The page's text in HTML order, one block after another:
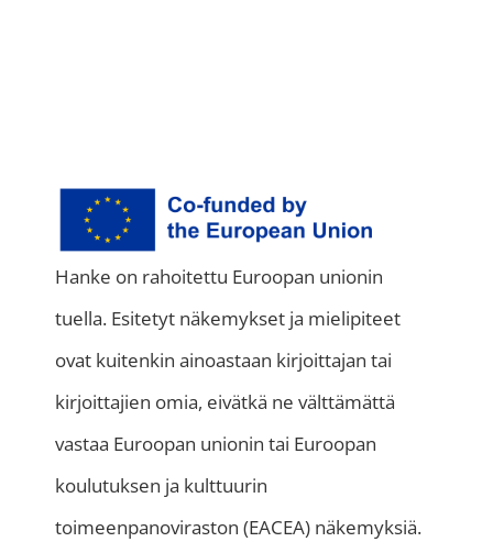
Hanke on rahoitettu Euroopan unionin
tuella. Esitetyt näkemykset ja mielipiteet
ovat kuitenkin ainoastaan kirjoittajan tai
kirjoittajien omia, eivätkä ne välttämättä
vastaa Euroopan unionin tai Euroopan
koulutuksen ja kulttuurin
toimeenpanoviraston (EACEA) näkemyksiä.